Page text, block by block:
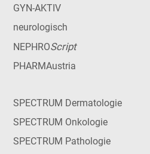
GYN-AKTIV
neurologisch
NEPHROScript
PHARMAustria
SPECTRUM Dermatologie
SPECTRUM Onkologie
SPECTRUM Pathologie